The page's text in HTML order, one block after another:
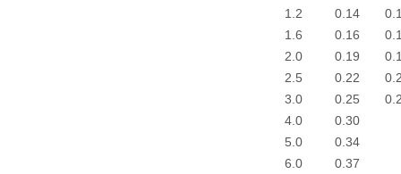
1.2
0.14
1.6
0.16
2.0
0.19
2.5
0.22
3.0
0.25
4.0
0.30
5.0
0.34
6.0
0.37